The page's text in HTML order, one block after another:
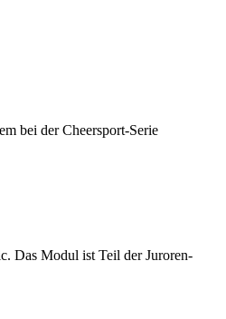
bei der Cheersport-Serie
Das Modul ist Teil der Juroren-